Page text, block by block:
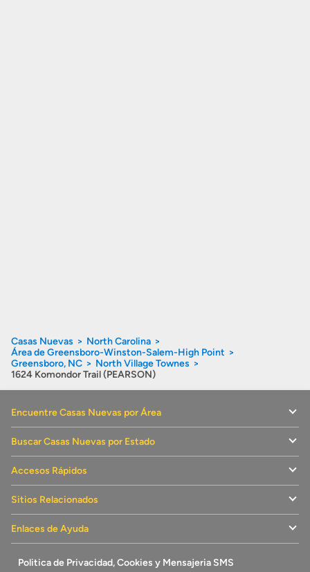
Casas Nuevas
North Carolina
Área de Greensboro-Winston-Salem-High Point
Greensboro, NC
North Village Townes
1624 Komondor Trail (PEARSON)
Encuentre Casas Nuevas por Área
Buscar Casas Nuevas por Estado
Accesos Rápidos
Sitios Relacionados
Enlaces de Ayuda
Politica de Privacidad, Cookies y Mensajeria SMS